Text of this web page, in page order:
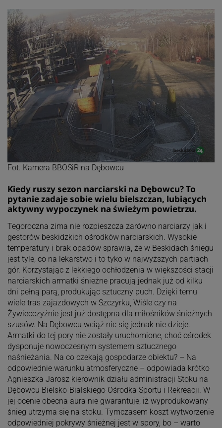
Fot. Kamera BBOSiR na Dębowcu
Kiedy ruszy sezon narciarski na Dębowcu? To
pytanie zadaje sobie wielu bielszczan, lubiących
aktywny wypoczynek na świeżym powietrzu.
Tegoroczna zima nie rozpieszcza zarówno narciarzy jak i
gestorów beskidzkich ośrodków narciarskich. Wysokie
temperatury i brak opadów sprawia, że w Beskidach śniegu
jest tyle, co na lekarstwo i to tyko w najwyższych partiach
gór. Korzystając z lekkiego ochłodzenia w większości stacji
narciarskich armatki śnieżne pracują jednak już od kilku
dni pełną parą, produkując sztuczny puch. Dzięki temu
wiele tras zajazdowych w Szczyrku, Wiśle czy na
Żywiecczyźnie jest już dostępna dla miłośników śnieżnych
szusów. Na Dębowcu wciąż nic się jednak nie dzieje.
Armatki do tej pory nie zostały uruchomione, choć ośrodek
dysponuje nowoczesnym systemem sztucznego
naśnieżania. Na co czekają gospodarze obiektu? – Na
odpowiednie warunku atmosferyczne – odpowiada krótko
Agnieszka Jarosz kierownik działu administracji Stoku na
Dębowcu Bielsko-Bialskiego Ośrodka Sportu i Rekreacji. W
jej ocenie obecna aura nie gwarantuje, iż wyprodukowany
śnieg utrzyma się na stoku. Tymczasem koszt wytworzenie
odpowiedniej pokrywy śnieżnej jest w spory, bo – warto